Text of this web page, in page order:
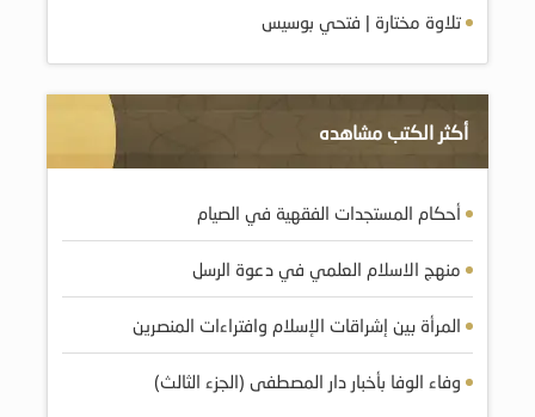
تلاوة مختارة | فتحي بوسيس
أكثر الكتب مشاهده
أحكام المستجدات الفقهية في الصيام
منهج الاسلام العلمي في دعوة الرسل
المرأة بين إشراقات الإسلام وافتراءات المنصرين
وفاء الوفا بأخبار دار المصطفى (الجزء الثالث)